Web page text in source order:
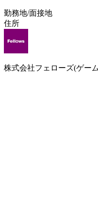
勤務地/面接地
住所
株式会社フェローズ(ゲー